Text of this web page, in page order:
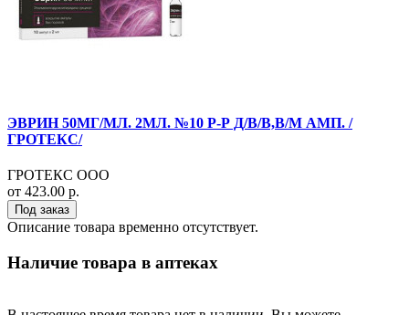
ЭВРИН 50МГ/МЛ. 2МЛ. №10 Р-Р Д/В/В,В/М АМП. /
ГРОТЕКС/
ГРОТЕКС ООО
от 423.00 р.
Под заказ
Описание товара временно отсутствует.
Наличие товара в аптеках